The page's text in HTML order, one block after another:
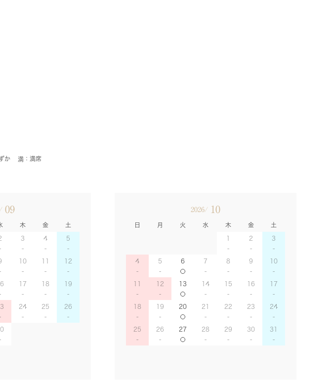
か 満席
09
木 金 土
3 4 5
10 11 12
17 18 19
24 25 26
2026/ 10
日 月 火 水 木 金 土
1 2 3
4 5 6 7 8 9 10
11 12 13 14 15 16 17
18 19 20 21 22 23 24
25 26 27 28 29 30 31